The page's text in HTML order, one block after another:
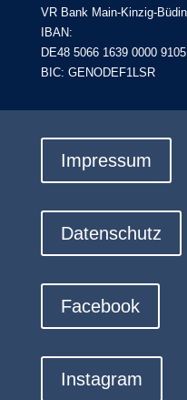
VR Bank Main-Kinzig-
IBAN:
DE48 5066 1639 0000
BIC: GENODEF1LSR
Impressum
Datenschutz
Facebook
Instagram